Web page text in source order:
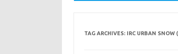
TAG ARCHIVES: IRC URBAN SNOW